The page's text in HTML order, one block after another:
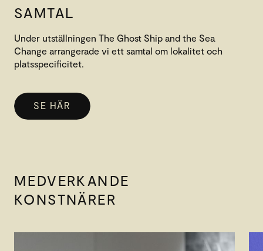
SAMTAL
Under utställningen The Ghost Ship and the Sea
Change arrangerade vi ett samtal om lokalitet och
platsspecificitet.
SE HÄR
MEDVERKANDE
KONSTNÄRER